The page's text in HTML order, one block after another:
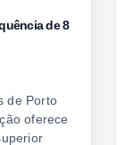
de 8
de Porto
oferece